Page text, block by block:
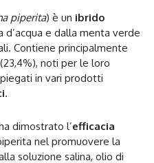
piperita) è un ibrido
e dalla menta verde
Contiene principalmente
noti per le loro
in vari prodotti
.
dimostrato l’efficacia
nel promuovere la
soluzione salina, olio di